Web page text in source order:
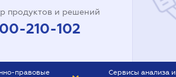
продуктов и решений
210-102
правовые
Сервисы анализа и